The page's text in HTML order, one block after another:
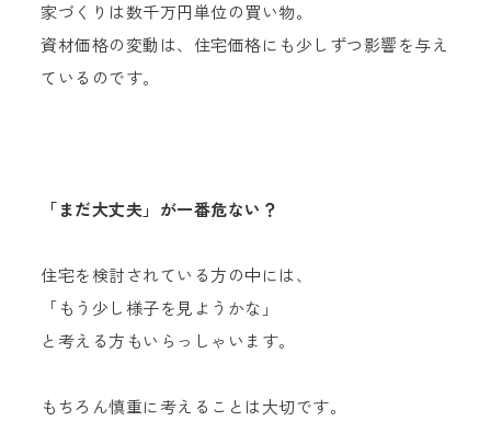
家づくりは数千万円単位の買い物。
資材価格の変動は、住宅価格にも少しずつ影響を与え
ているのです。
「まだ大丈夫」が一番危ない？
住宅を検討されている方の中には、
「もう少し様子を見ようかな」
と考える方もいらっしゃいます。
もちろん慎重に考えることは大切です。